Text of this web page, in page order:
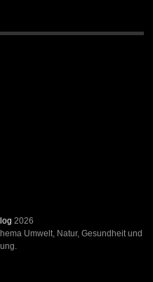
2026
Umwelt, Natur, Gesundheit und